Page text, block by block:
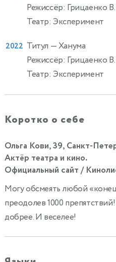
Режиссёр: Грицаенко
Театр: Эксперимент
2022 Титул — Ханума
Режиссёр: Грицаенко
Театр: Эксперимент
Коротко о себе
Ольга Кови, 39, Санкт-
Актёр театра и кино.
Официальный сайт /
Могу обсмеять любой
преодолев 1000
добрее. И веселее!